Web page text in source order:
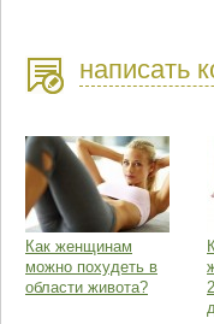
написать
Как женщинам
можно похудеть в
области живота?